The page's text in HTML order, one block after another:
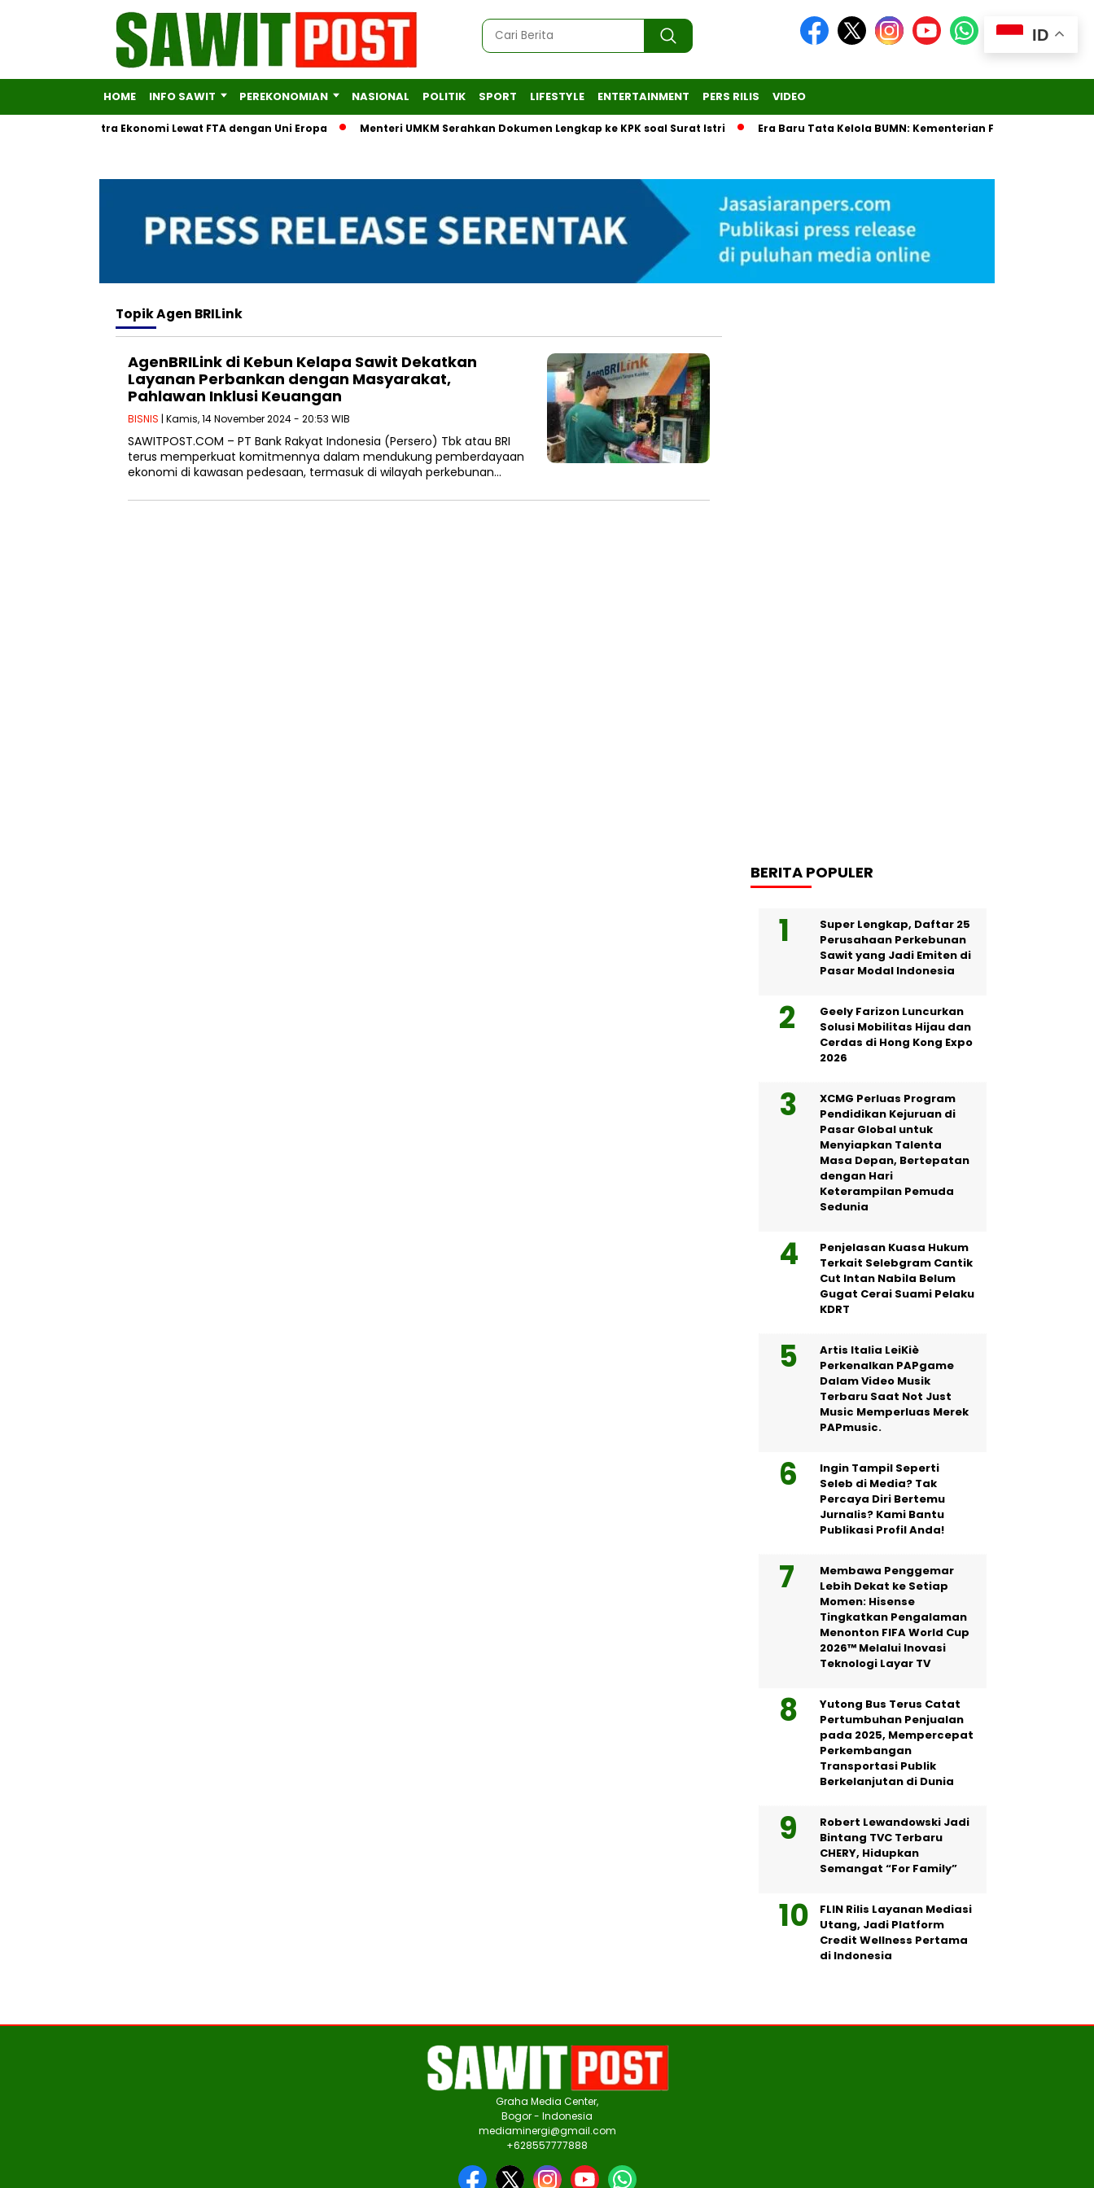
HOME INFO SAWIT PEREKONOMIAN NASIONAL POLITIK SPORT LIFESTYLE ENTERTAINMENT PERS RILIS VIDEO
Mitra Ekonomi Lewat FTA dengan Uni Eropa Menteri UMKM Serahkan Dokumen Lengkap ke KPK soal Surat Istri Era Baru Tata Kelola BUMN: Kementerian Fokus Regulasi,
TopikAgen BRILink
AgenBRILink di Kebun Kelapa Sawit Dekatkan
Layanan Perbankan dengan Masyarakat,
Pahlawan Inklusi Keuangan
BISNIS | Kamis, 14 November 2024 - 20:53 WIB
SAWITPOST.COM – PT Bank Rakyat Indonesia (Persero) Tbk atau BRI
terus memperkuat komitmennya dalam mendukung pemberdayaan
ekonomi di kawasan pedesaan, termasuk di wilayah perkebunan…
BERITA POPULER
Super Lengkap, Daftar 25
Perusahaan Perkebunan
Sawit yang Jadi Emiten di
Pasar Modal Indonesia
Geely Farizon Luncurkan
Solusi Mobilitas Hijau dan
Cerdas di Hong Kong Expo
2026
XCMG Perluas Program
Pendidikan Kejuruan di
Pasar Global untuk
Menyiapkan Talenta
Masa Depan, Bertepatan
dengan Hari
Keterampilan Pemuda
Sedunia
Penjelasan Kuasa Hukum
Terkait Selebgram Cantik
Cut Intan Nabila Belum
Gugat Cerai Suami Pelaku
KDRT
Artis Italia LeiKiè
Perkenalkan PAPgame
Dalam Video Musik
Terbaru Saat Not Just
Music Memperluas Merek
PAPmusic.
Ingin Tampil Seperti
Seleb di Media? Tak
Percaya Diri Bertemu
Jurnalis? Kami Bantu
Publikasi Profil Anda!
Membawa Penggemar
Lebih Dekat ke Setiap
Momen: Hisense
Tingkatkan Pengalaman
Menonton FIFA World Cup
2026™ Melalui Inovasi
Teknologi Layar TV
Yutong Bus Terus Catat
Pertumbuhan Penjualan
pada 2025, Mempercepat
Perkembangan
Transportasi Publik
Berkelanjutan di Dunia
Robert Lewandowski Jadi
Bintang TVC Terbaru
CHERY, Hidupkan
Semangat “For Family”
FLIN Rilis Layanan Mediasi
Utang, Jadi Platform
Credit Wellness Pertama
di Indonesia
ID
Graha Media Center,
Bogor - Indonesia
mediaminergi@gmail.com
+628557777888